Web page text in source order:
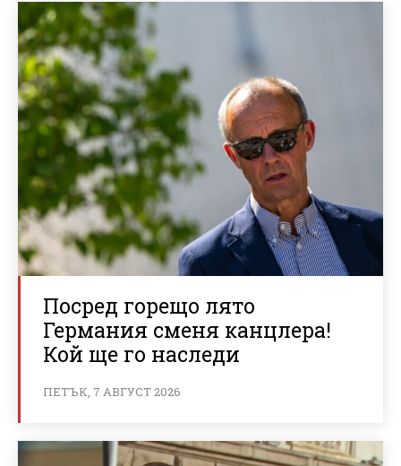
Посред горещо лято
Германия сменя канцлера!
Кой ще го наследи
ПЕТЪК, 7 АВГУСТ 2026